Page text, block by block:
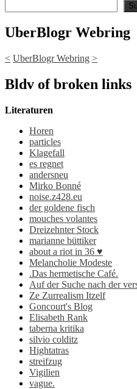
UberBlogr Webring
< UberBlogr Webring >
Bldv of broken links
Literaturen
Horen
particles
Klagefall
es regnet
andersneu
Mirko Bonné
noise.z428.eu
der goldene fisch
mouches volantes
Dreizehnter Stock
marianne büttiker
about a riot in 36 ♥
Melancholie Modeste
.Das hermetische Café.
Auf der Suche nach der
Ze Zurrealism Itzelf
Goncourt's Blog
Elisabeth Rank
taberna kritika
silvio colditz
Hightatras
streifzug
Vigilien
vague.